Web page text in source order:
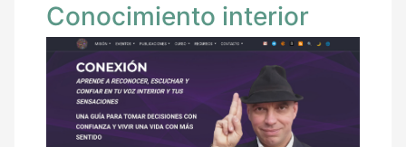
Conocimiento interior